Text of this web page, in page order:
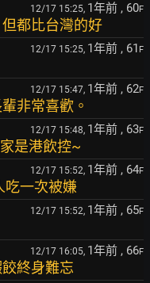
12/17 15:25, 1年前 , 60F
都比台灣的好
12/17 15:25, 1年前 , 61 F
12/17 15:47, 1年前 , 62F
非常喜歡。
12/17 15:48, 1年前 , 63F
是港飲控~
12/17 15:52, 1年前 , 64F
吃一次被嫌
12/17 15:52, 1年前 , 65F
12/17 16:05, 1年前 , 66F
終身難忘